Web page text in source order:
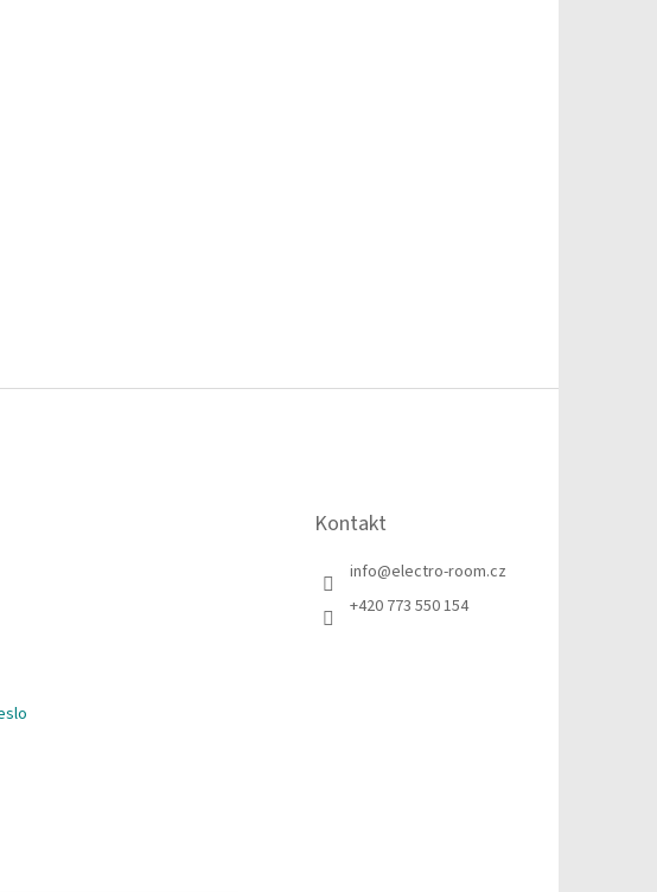
Kontakt
info@electro-room.cz
+420 773 550 154